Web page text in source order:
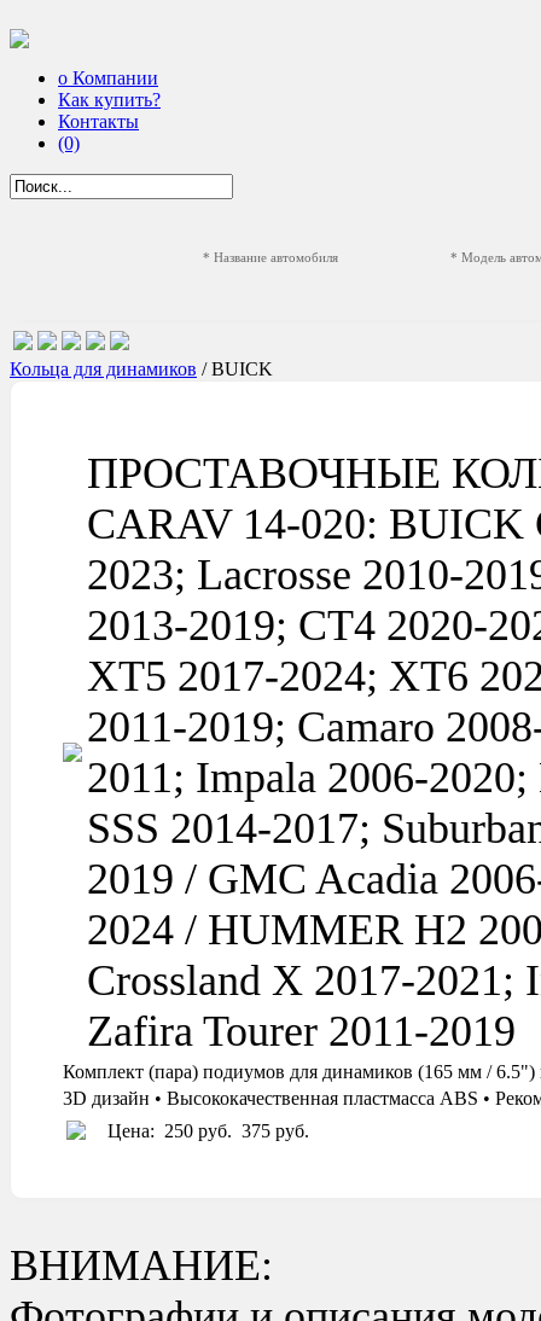
о Компании
Как купить?
Контакты
(0)
* Название автомобиля * Модель
Кольца для динамиков / BUICK
ПРОСТАВОЧНЫЕ
CARAV 14-020: BUICK
2023; Lacrosse 2010-
2013-2019; CT4 2020-
XT5 2017-2024; XT6
2011-2019; Camaro
2011; Impala 2006-
SSS 2014-2017;
2019 / GMC Acadia
2024 / HUMMER H2
Crossland X 2017-2021;
Zafira Tourer 2011-2019
Комплект (пара) подиумов для динамиков (165 мм /
3D дизайн • Высококачественная пластмасса ABS •
Цена: 250 руб. 375 руб.
ВНИМАНИЕ: